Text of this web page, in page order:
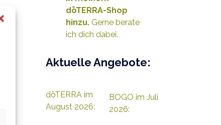
dōTERRA-Shop
hinzu.Gerne berate
ich dich dabei.
Aktuelle Angebote:
dōTERRA im
August 2026:
BOGO im Juli
2026: